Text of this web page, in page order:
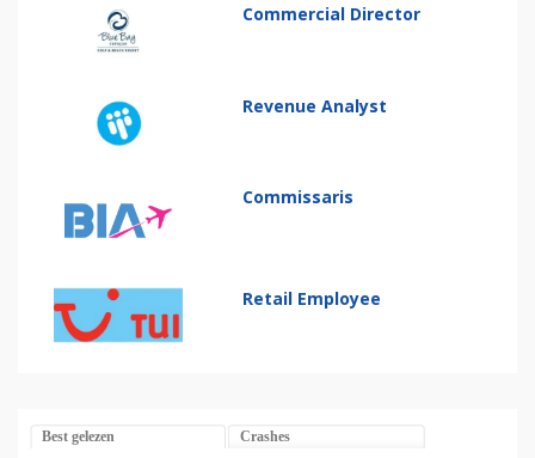
Commercial Director
Revenue Analyst
Commissaris
Retail Employee
Best gelezen Crashes